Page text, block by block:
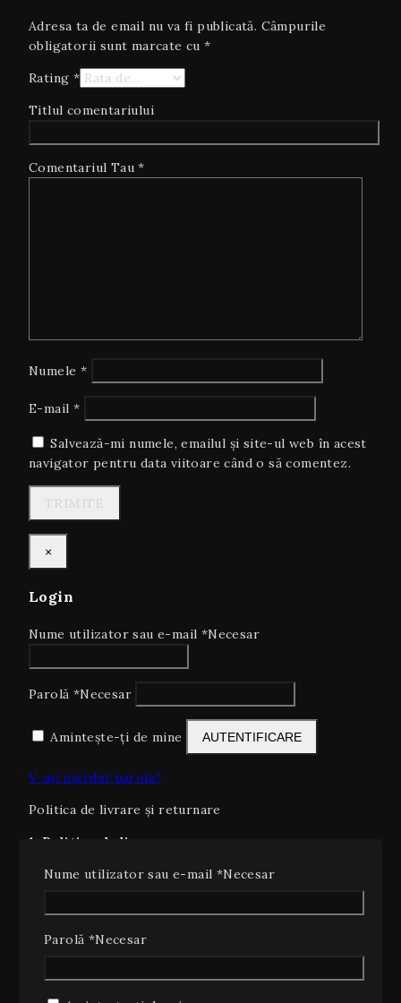
Adresa ta de email nu va fi publicată. Câmpurile
obligatorii sunt marcate cu*
Rating *
Titlul comentariului
Comentariul Tau*
Numele *
E-mail *
Salvează-mi numele, emailul și site-ul web în acest
navigator pentru data viitoare când o să comentez.
×
Login
Nume utilizator sau e-mail *Necesar
Parolă *Necesar
Amintește-ți de mine AUTENTIFICARE
V-ați pierdut parola?
Politica de livrare și returnare
1. Politica de livrare
pentru expedierea rapidă și sigură a comenzilor
aplică pe teritoriul României, cu excepția situaţiilor în
care se solicită livrare internaţională.
Nume utilizator sau e-mail *Necesar
Parolă *Necesar